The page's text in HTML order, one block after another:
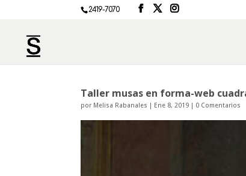
2419-7070
Taller musas en forma-web
por Melisa Rabanales | Ene 8, 2019 | 0 Comentarios